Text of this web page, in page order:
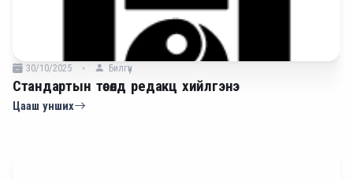
30/10/2025 Билгүүн
Стандартын төсөлд редакц хийлгэнэ
Цааш унших